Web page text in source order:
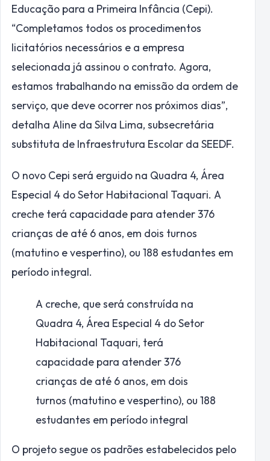
Educação para a Primeira Infância (Cepi).
“Completamos todos os procedimentos
licitatórios necessários e a empresa
selecionada já assinou o contrato. Agora,
estamos trabalhando na emissão da ordem de
serviço, que deve ocorrer nos próximos dias”,
detalha Aline da Silva Lima, subsecretária
substituta de Infraestrutura Escolar da SEEDF.
O novo Cepi será erguido na Quadra 4, Área
Especial 4 do Setor Habitacional Taquari. A
creche terá capacidade para atender 376
crianças de até 6 anos, em dois turnos
(matutino e vespertino), ou 188 estudantes em
período integral.
A creche, que será construída na
Quadra 4, Área Especial 4 do Setor
Habitacional Taquari, terá
capacidade para atender 376
crianças de até 6 anos, em dois
turnos (matutino e vespertino), ou 188
estudantes em período integral
O projeto segue os padrões estabelecidos pelo